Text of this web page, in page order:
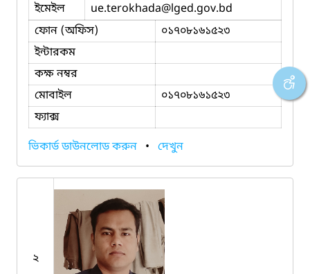
ইমেইল
ue.terokhada@lged.gov.bd
ফোন (অফিস)
০১৭০৮১৬১৫২৩
ইন্টারকম
কক্ষ নম্বর
মোবাইল
০১৭০৮১৬১৫২৩
ফ্যাক্স
ভিকার্ড ডাউনলোড করুন • দেখুন
২